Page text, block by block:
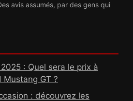
avis assumés, par des gens qui
: Quel sera le prix à
Mustang GT ?
: découvrez les